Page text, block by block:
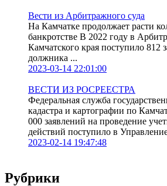
Вести из Арбитражного суда
На Камчатке продолжает расти
банкротстве В 2022 году в
Камчатского края поступило 812
должника ...
2023-03-14 22:01:00
ВЕСТИ ИЗ РОСРЕЕСТРА
Федеральная служба
кадастра и картографии по
000 заявлений на проведение
действий поступило в
2023-02-14 19:47:48
Рубрики